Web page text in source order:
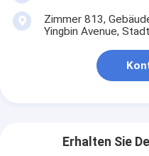
Zimmer 813,
Yingbin Avenue,
Erhalten Sie